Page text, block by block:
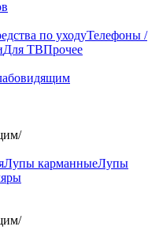
по уходуТелефоны /
Для ТВПрочее
/
Лупы карманныеЛупы
/